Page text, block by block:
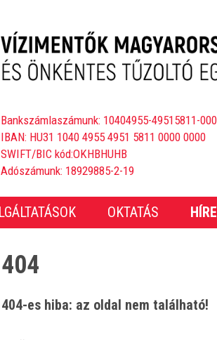
Bankszámlaszámunk: 10404955-49515811-
IBAN: HU31 1040 4955 4951 5811 0000 0000
SWIFT/BIC kód:OKHBHUHB
Adószámunk: 18929885-2-19
OKTATÁS
404
404-es hiba: az oldal nem található!